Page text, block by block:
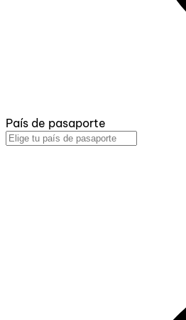
País de pasaporte